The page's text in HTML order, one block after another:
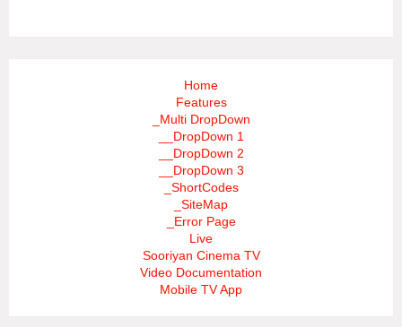
Home
Features
_Multi DropDown
__DropDown 1
__DropDown 2
__DropDown 3
_ShortCodes
_SiteMap
_Error Page
Live
Sooriyan Cinema TV
Video Documentation
Mobile TV App